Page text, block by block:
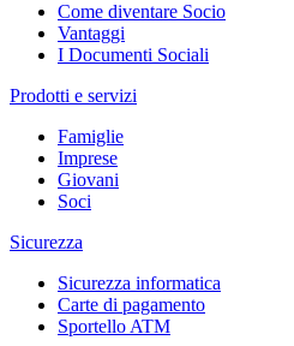
Come diventare Socio
Vantaggi
I Documenti Sociali
Prodotti e servizi
Famiglie
Imprese
Giovani
Soci
Sicurezza
Sicurezza informatica
Carte di pagamento
Sportello ATM